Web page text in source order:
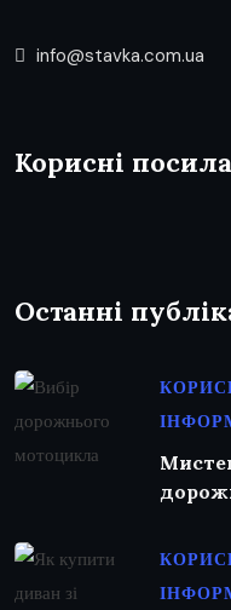
info@stavka.com.ua
Корисні
Останні